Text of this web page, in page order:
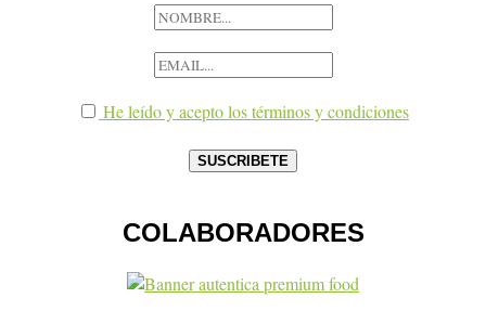
He leído y acepto los términos y condiciones
COLABORADORES